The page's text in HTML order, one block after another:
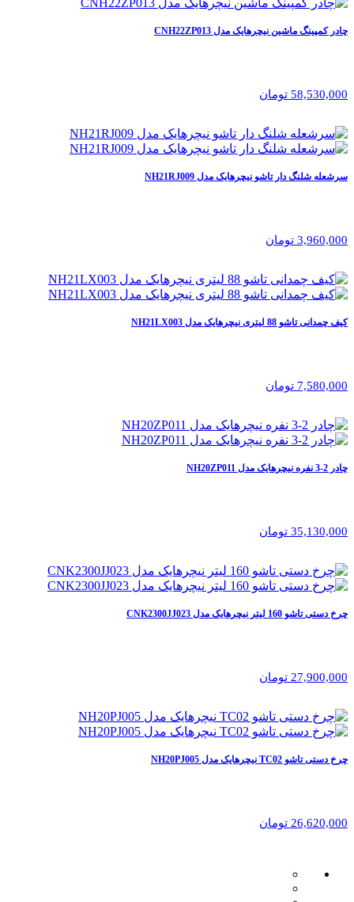
چادر کمپینگ ماشین نیچرهایک مدل CNH22ZP013
58,530,000 تومان
سرشعله شلنگ دار تاشو نیچرهایک مدل NH21RJ009
3,960,000 تومان
کیف چمدانی تاشو 88 لیتری نیچرهایک مدل NH21LX003
7,580,000 تومان
چادر 2-3 نفره نیچرهایک مدل NH20ZP011
35,130,000 تومان
چرخ دستی تاشو 160 لیتر نیچرهایک مدل CNK2300JJ023
27,900,000 تومان
چرخ دستی تاشو TC02 نیچرهایک مدل NH20PJ005
26,620,000 تومان